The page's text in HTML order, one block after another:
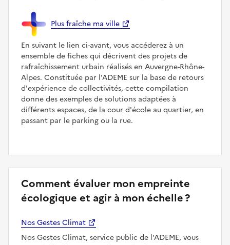
Plus fraîche ma ville
En suivant le lien ci-avant, vous accéderez à un
ensemble de fiches qui décrivent des projets de
rafraîchissement urbain réalisés en Auvergne-Rhône-
Alpes. Constituée par l'ADEME sur la base de retours
d'expérience de collectivités, cette compilation
donne des exemples de solutions adaptées à
différents espaces, de la cour d'école au quartier, en
passant par le parking ou la rue.
Comment évaluer mon empreinte
écologique et agir à mon échelle ?
Nos Gestes Climat
Nos Gestes Climat, service public de l'ADEME, vous